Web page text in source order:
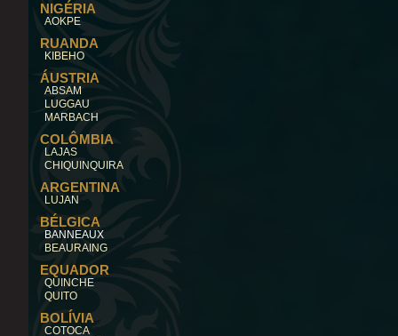
NIGÉRIA
AOKPE
RUANDA
KIBEHO
ÁUSTRIA
ABSAM
LUGGAU
MARBACH
COLÔMBIA
LAJAS
CHIQUINQUIRA
ARGENTINA
LUJAN
BÉLGICA
BANNEAUX
BEAURAING
EQUADOR
QUINCHE
QUITO
BOLÍVIA
COTOCA